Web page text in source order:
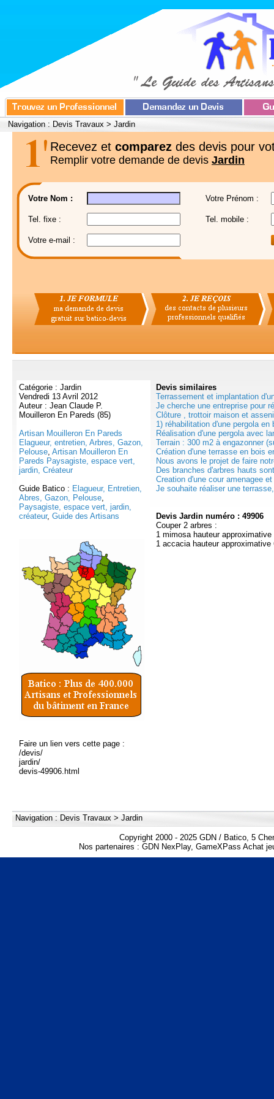
Navigation : Devis Travaux > Jardin
Recevez et comparez des devis pour
Remplir votre demande de devis Jardin
Votre Nom : Votre Prénom :
Tel. fixe : Tel. mobile :
Votre e-mail :
Catégorie : Jardin
Vendredi 13 Avril 2012
Auteur : Jean Claude P.
Mouilleron En Pareds (85)
Artisan Mouilleron En Pareds
Elagueur, entretien, Arbres, Gazon,
Pelouse, Artisan Mouilleron En
Pareds Paysagiste, espace vert,
jardin, Créateur
Guide Batico : Elagueur, Entretien,
Abres, Gazon, Pelouse,
Paysagiste, espace vert, jardin,
créateur, Guide des Artisans
Faire un lien vers cette page :
/devis/
jardin/
devis-49906.html
Devis similaires
Terrassement et implantation
Je cherche une entreprise pour
Clôture , trottoir maison et
1) réhabilitation d'une pergola en
Réalisation d'une pergola avec
Terrain : 300 m2 à engazonner
Création d'une terrasse en bois
Nous avons le projet de faire
Des branches d'arbres hauts
Creation d'une cour amenagee
Je souhaite réaliser une
Devis Jardin numéro : 49906
Couper 2 arbres :
1 mimosa hauteur
1 accacia hauteur approximative
Navigation : Devis Travaux > Jardin
Copyright 2000 - 2025 GDN / Batico, 5
Nos partenaires : GDN NexPlay, GameXPass Achat